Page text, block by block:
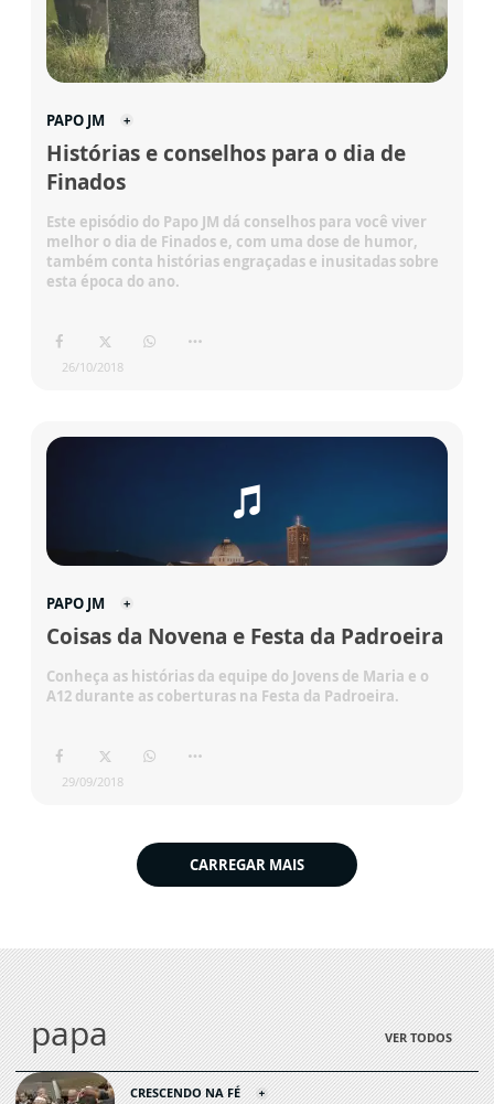
PAPO JM
Histórias e conselhos para o dia de
Finados
Este episódio do Papo JM dá conselhos para você viver
melhor o dia de Finados e, com uma dose de humor,
também conta histórias engraçadas e inusitadas sobre
esta época do ano.
26/10/2018
PAPO JM
Coisas da Novena e Festa da Padroeira
Conheça as histórias da equipe do Jovens de Maria e o
A12 durante as coberturas na Festa da Padroeira.
29/09/2018
CARREGAR MAIS
papa VER TODOS
CRESCENDO NA FÉ